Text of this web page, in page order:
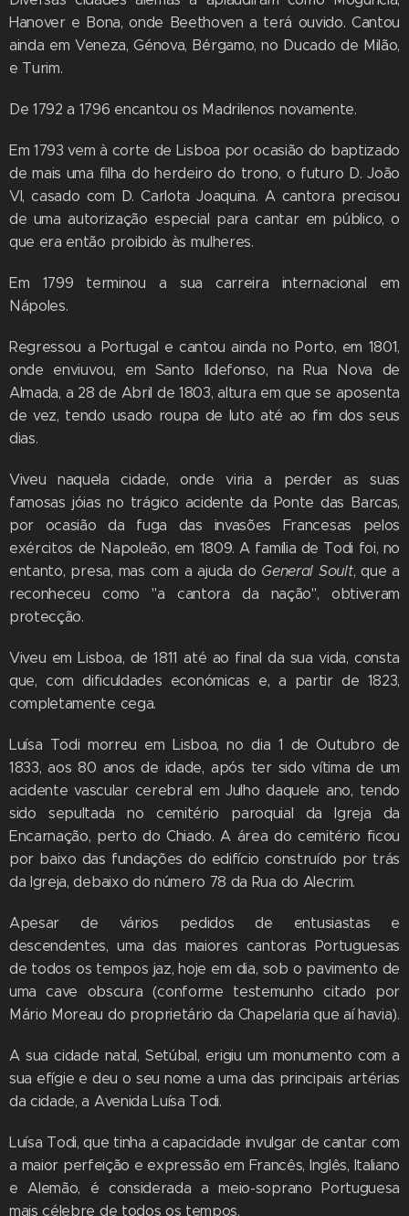
Hanover e Bona, onde Beethoven a terá ouvido. Cantou
ainda em Veneza, Génova, Bérgamo, no Ducado de Milão,
e Turim.
De 1792 a 1796 encantou os Madrilenos novamente.
Em 1793 vem à corte de Lisboa por ocasião do baptizado
de mais uma filha do herdeiro do trono, o futuro D. João
VI, casado com D. Carlota Joaquina. A cantora precisou
de uma autorização especial para cantar em público, o
que era então proibido às mulheres.
Em 1799 terminou a sua carreira internacional em
Nápoles.
Regressou a Portugal e cantou ainda no Porto, em 1801,
onde enviuvou, em Santo Ildefonso, na Rua Nova de
Almada, a 28 de Abril de 1803, altura em que se aposenta
de vez, tendo usado roupa de luto até ao fim dos seus
dias.
Viveu naquela cidade, onde viria a perder as suas
famosas jóias no trágico acidente da Ponte das Barcas,
por ocasião da fuga das invasões Francesas pelos
exércitos de Napoleão, em 1809. A família de Todi foi, no
entanto, presa, mas com a ajuda do General Soult, que a
reconheceu como "a cantora da nação", obtiveram
protecção.
Viveu em Lisboa, de 1811 até ao final da sua vida, consta
que, com dificuldades económicas e, a partir de 1823,
completamente cega.
Luísa Todi morreu em Lisboa, no dia 1 de Outubro de
1833, aos 80 anos de idade, após ter sido vítima de um
acidente vascular cerebral em Julho daquele ano, tendo
sido sepultada no cemitério paroquial da Igreja da
Encarnação, perto do Chiado. A área do cemitério ficou
por baixo das fundações do edifício construído por trás
da Igreja, debaixo do número 78 da Rua do Alecrim.
Apesar de vários pedidos de entusiastas e
descendentes, uma das maiores cantoras Portuguesas
de todos os tempos jaz, hoje em dia, sob o pavimento de
uma cave obscura (conforme testemunho citado por
Mário Moreau do proprietário da Chapelaria que aí havia).
A sua cidade natal, Setúbal, erigiu um monumento com a
sua efígie e deu o seu nome a uma das principais artérias
da cidade, a Avenida Luísa Todi.
Luísa Todi, que tinha a capacidade invulgar de cantar com
a maior perfeição e expressão em Francês, Inglês, Italiano
e Alemão, é considerada a meio-soprano Portuguesa
mais célebre de todos os tempos.